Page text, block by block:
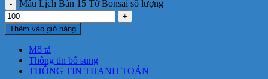
Mẫu Lịch Bàn 15 Tờ Bonsai số lượng
Thêm vào giỏ hàng
Mô tả
Thông tin bổ sung
THÔNG TIN THANH TOÁN